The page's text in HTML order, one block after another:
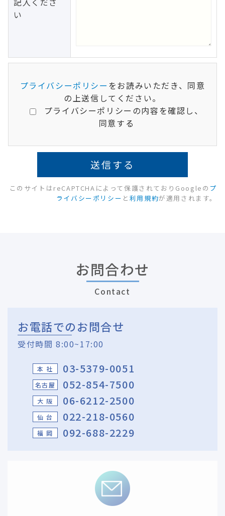
い
プライバシーポリシー をお読みいただき、同意
の上送信してください。
プライバシーポリシーの内容を確認し、
同意する
このサイトはreCAPTCHAによって保護されておりGoogleの プ
ライバシーポリシー と 利用規約が適用されます。
お問合わせ
Contact
お電話でのお問合せ
受付時間 8:00~17:00
本 社 03-5379-0051
名古屋 052-854-7500
大 阪 06-6212-2500
仙 台 022-218-0560
福 岡 092-688-2229